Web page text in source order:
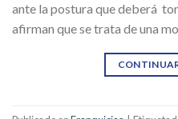
ante la postura que deberá
afirman que se trata de una